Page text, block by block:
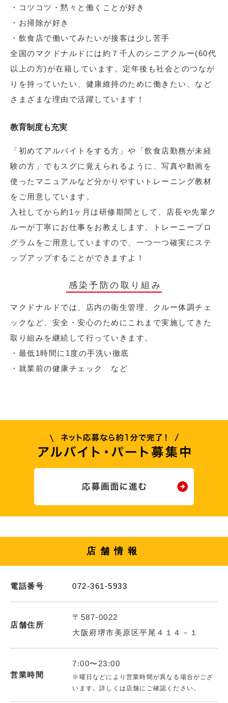
・コツコツ・黙々と働くことが好き
・お掃除が好き
・飲食店で働いてみたいが接客は少し苦手
全国のマクドナルドには約７千人のシニアクルー(60代
以上の方)が在籍しています。定年後も社会とのつなが
りを持っていたい、健康維持のために働きたい、など
さまざまな理由で活躍しています！
教育制度も充実
「初めてアルバイトをする方」や「飲食店勤務が未経
験の方」でもスグに覚えられるように、写真や動画を
使ったマニュアルなど分かりやすいトレーニング教材
をご用意しています。
入社してから約1ヶ月は研修期間として、店長や先輩ク
ルーが丁寧にお仕事をお教えします。トレーニープロ
グラムをご用意していますので、一つ一つ確実にステ
ップアップすることができますよ！
感染予防の取り組み
マクドナルドでは、店内の衛生管理、クルー体調チェ
ックなど、安全・安心のためにこれまで実施してきた
取り組みを継続して行っていきます。
・最低1時間に1度の手洗い徹底
・就業前の健康チェック など
店舗情報
電話番号 072-361-5933
店舗住所
〒587-0022
大阪府堺市美原区平尾４１４－１
営業時間
7:00〜23:00
※曜日などにより営業時間が異なる場合がござ
います。詳しくは店舗にご確認ください。